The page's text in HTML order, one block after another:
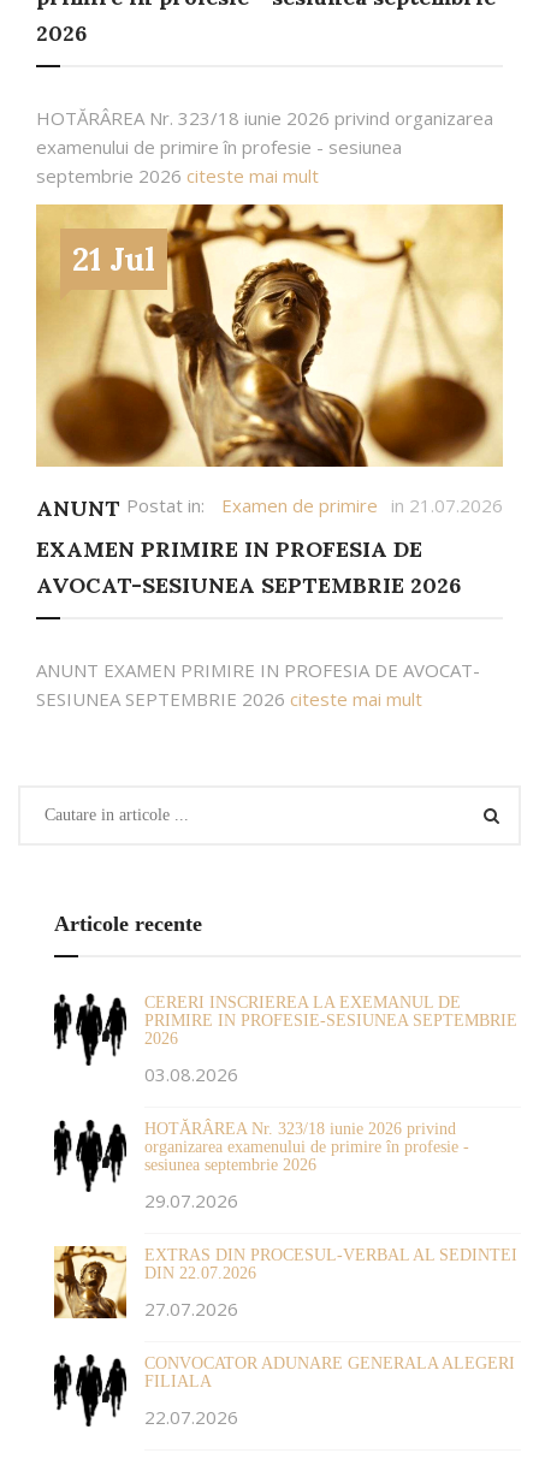
2026
HOTĂRÂREA Nr. 323/18 iunie 2026 privind organizarea
examenului de primire în profesie - sesiunea
septembrie 2026 citeste mai mult
21 Jul
Postat in: Examen de primire in 21.07.2026
ANUNT
EXAMEN PRIMIRE IN PROFESIA DE
AVOCAT-SESIUNEA SEPTEMBRIE 2026
ANUNT EXAMEN PRIMIRE IN PROFESIA DE AVOCAT-
SESIUNEA SEPTEMBRIE 2026 citeste mai mult
Articole recente
CERERI INSCRIEREA LA EXEMANUL DE
PRIMIRE IN PROFESIE-SESIUNEA SEPTEMBRIE
2026
03.08.2026
HOTĂRÂREA Nr. 323/18 iunie 2026 privind
organizarea examenului de primire în profesie -
sesiunea septembrie 2026
29.07.2026
EXTRAS DIN PROCESUL-VERBAL AL SEDINTEI
DIN 22.07.2026
27.07.2026
CONVOCATOR ADUNARE GENERALA ALEGERI
FILIALA
22.07.2026